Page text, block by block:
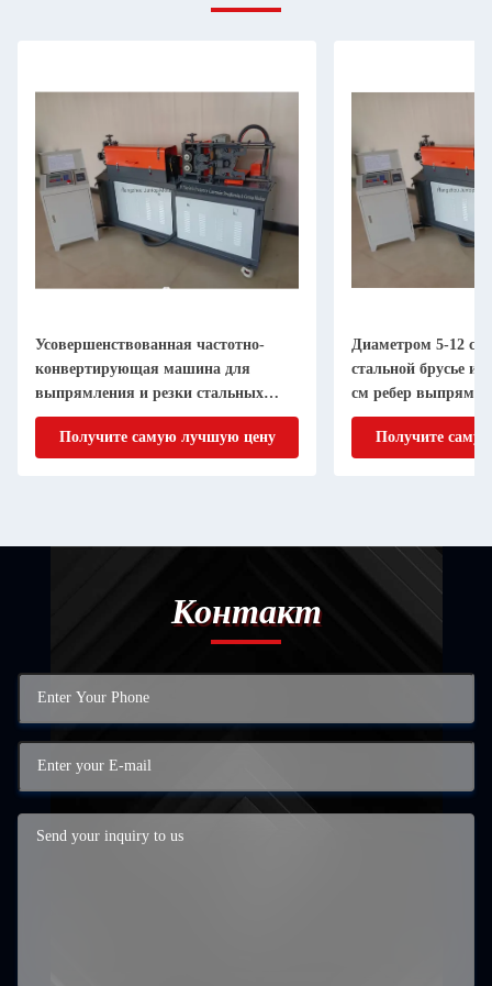
Усовершенствованная частотно-
конвертирующая машина для
выпрямления и резки стальных
стволов / ребер
Получите самую лучшую цену
Диаметром 5-12 см
стальной брусье и
см ребер
Получите
Контакт